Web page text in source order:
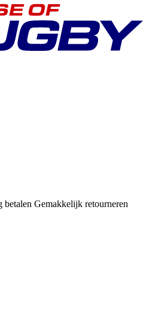
betalen Gemakkelijk retourneren